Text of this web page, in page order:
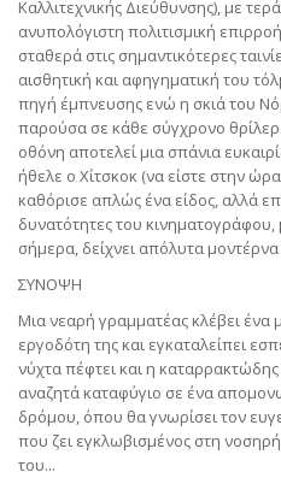
Καλλιτεχνικής Διεύθυνσης), με
ανυπολόγιστη πολιτισμική
σταθερά στις σημαντικότερες
αισθητική και αφηγηματική του
πηγή έμπνευσης ενώ η σκιά του
παρούσα σε κάθε σύγχρονο
οθόνη αποτελεί μια σπάνια
ήθελε ο Χίτσκοκ (να είστε στην
καθόρισε απλώς ένα είδος, αλλά
δυνατότητες του κινηματογράφου,
σήμερα, δείχνει απόλυτα μοντέρνα
ΣΥΝΟΨΗ
Μια νεαρή γραμματέας κλέβει
εργοδότη της και εγκαταλείπει
νύχτα πέφτει και η
αναζητά καταφύγιο σε ένα
δρόμου, όπου θα γνωρίσει τον
που ζει εγκλωβισμένος στη
του...